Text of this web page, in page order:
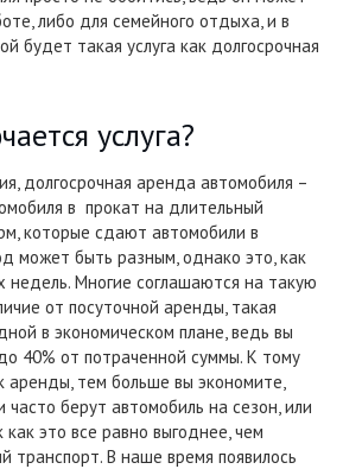
либо для семейного отдыха, и в
будет такая услуга как долгосрочная
услуга?
долгосрочная аренда автомобиля –
в прокат на длительный
которые сдают автомобили в
может быть разным, однако это, как
недель. Многие соглашаются на такую
от посуточной аренды, такая
в экономическом плане, ведь вы
40% от потраченной суммы. К тому
аренды, тем больше вы экономите,
берут автомобиль на сезон, или
это все равно выгоднее, чем
транспорт. В наше время появилось